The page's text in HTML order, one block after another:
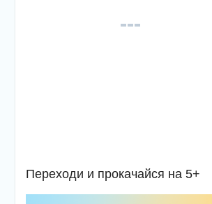
Переходи и прокачайся на 5+